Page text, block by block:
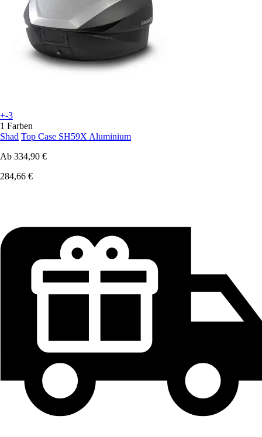
+-3
1 Farben
Shad Top Case SH59X Aluminium
Ab 334,90 €
284,66 €